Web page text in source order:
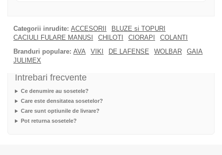
Categorii inrudite: ACCESORII
BLUZE si TOPURI
CACIULI FULARE MANUSI
CHILOTI CIORAPI
COLANTI
Branduri populare: AVA VIKI DE LAFENSE WOLBAR
GAIA
JULIMEX
Intrebari frecvente
Ce denumire au sosetele?
Care este densitatea sosetelor?
Care sunt optiunile de livrare?
Pot returna sosetele?